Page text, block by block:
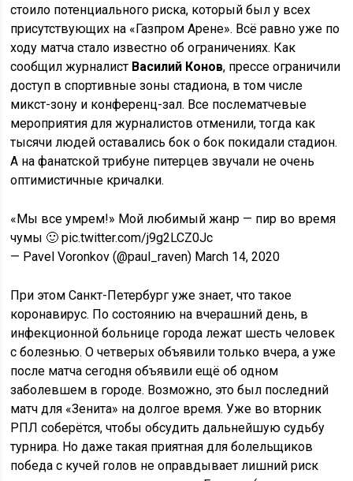
стоило потенциального риска, который был у всех
присутствующих на «Газпром Арене». Всё равно уже по
ходу матча стало известно об ограничениях. Как
сообщил журналист Василий Конов, прессе ограничили
доступ в спортивные зоны стадиона, в том числе
микст-зону и конференц-зал. Все послематчевые
мероприятия для журналистов отменили, тогда как
тысячи людей оставались бок о бок покидали стадион.
А на фанатской трибуне питерцев звучали не очень
оптимистичные кричалки.
«Мы все умрем!» Мой любимый жанр — пир во время
чумы 🙂 pic.twitter.com/j9g2LCZ0Jc
— Pavel Voronkov (@paul_raven) March 14, 2020
При этом Санкт-Петербург уже знает, что такое
коронавирус. По состоянию на вчерашний день, в
инфекционной больнице города лежат шесть человек
с болезнью. О четверых объявили только вчера, а уже
после матча сегодня объявили ещё об одном
заболевшем в городе. Возможно, это был последний
матч для «Зенита» на долгое время. Уже во вторник
РПЛ соберётся, чтобы обсудить дальнейшую судьбу
турнира. Но даже такая приятная для болельщиков
победа с кучей голов не оправдывает лишний риск